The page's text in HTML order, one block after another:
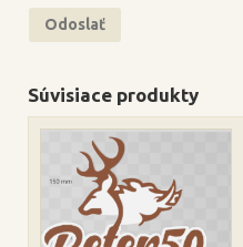
Súvisiace produkty